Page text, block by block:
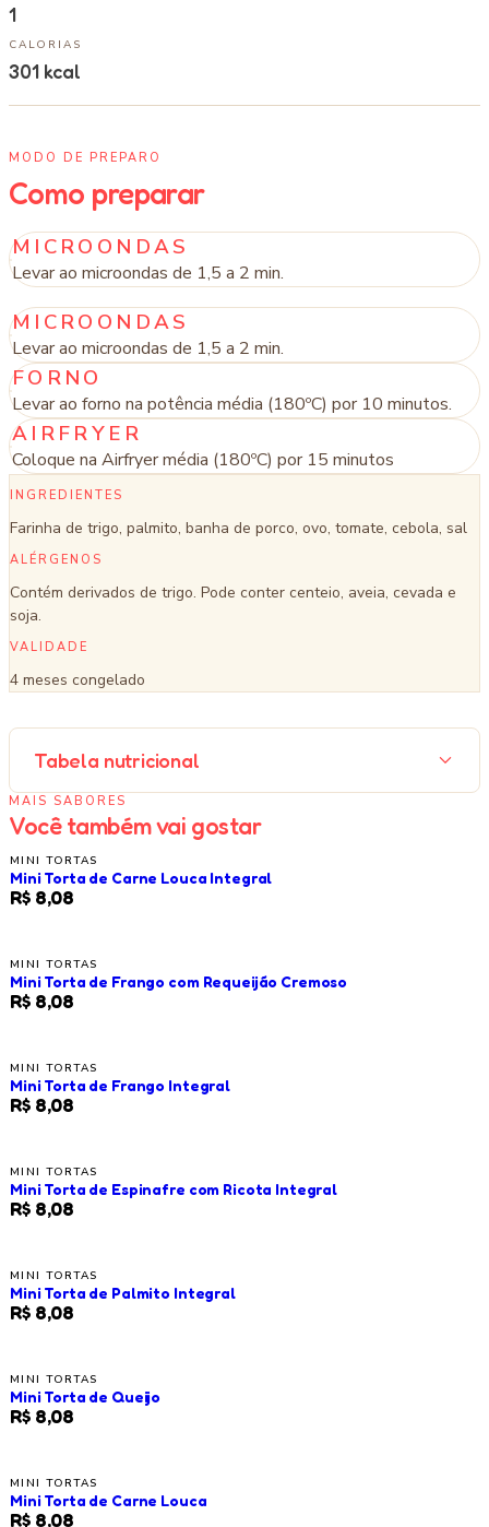
1
CALORIAS
301 kcal
MODO DE PREPARO
Como preparar
MICROONDAS
Levar ao microondas de 1,5 a 2 min.
MICROONDAS
Levar ao microondas de 1,5 a 2 min.
FORNO
Levar ao forno na potência média (180ºC) por 10 minutos.
AIRFRYER
Coloque na Airfryer média (180ºC) por 15 minutos
INGREDIENTES
Farinha de trigo, palmito, banha de porco, ovo, tomate, cebola, sal
ALÉRGENOS
Contém derivados de trigo. Pode conter centeio, aveia, cevada e
soja.
VALIDADE
4 meses congelado
Tabela nutricional
MAIS SABORES
Você também vai gostar
MINI TORTAS
Mini Torta de Carne Louca Integral
R$ 8,08
MINI TORTAS
Mini Torta de Frango com Requeijão Cremoso
R$ 8,08
MINI TORTAS
Mini Torta de Frango Integral
R$ 8,08
MINI TORTAS
Mini Torta de Espinafre com Ricota Integral
R$ 8,08
MINI TORTAS
Mini Torta de Palmito Integral
R$ 8,08
MINI TORTAS
Mini Torta de Queijo
R$ 8,08
MINI TORTAS
Mini Torta de Carne Louca
R$ 8,08